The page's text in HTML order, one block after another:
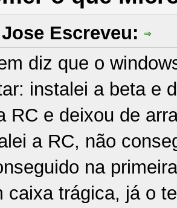
Escreveu:
diz que o
instalei a beta e
RC e deixou de
a RC, não
na
caixa trágica, já o